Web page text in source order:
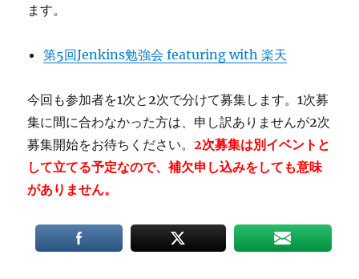
ます。
第5回Jenkins勉強会 featuring with 楽天
今回も参加者を1次と2次で分けて募集します。1次募
集に間に合わなかった方は、申し訳ありませんが2次
募集開始をお待ちください。2次募集は別イベントと
して立てる予定なので、補欠申し込みをしても意味
がありません。